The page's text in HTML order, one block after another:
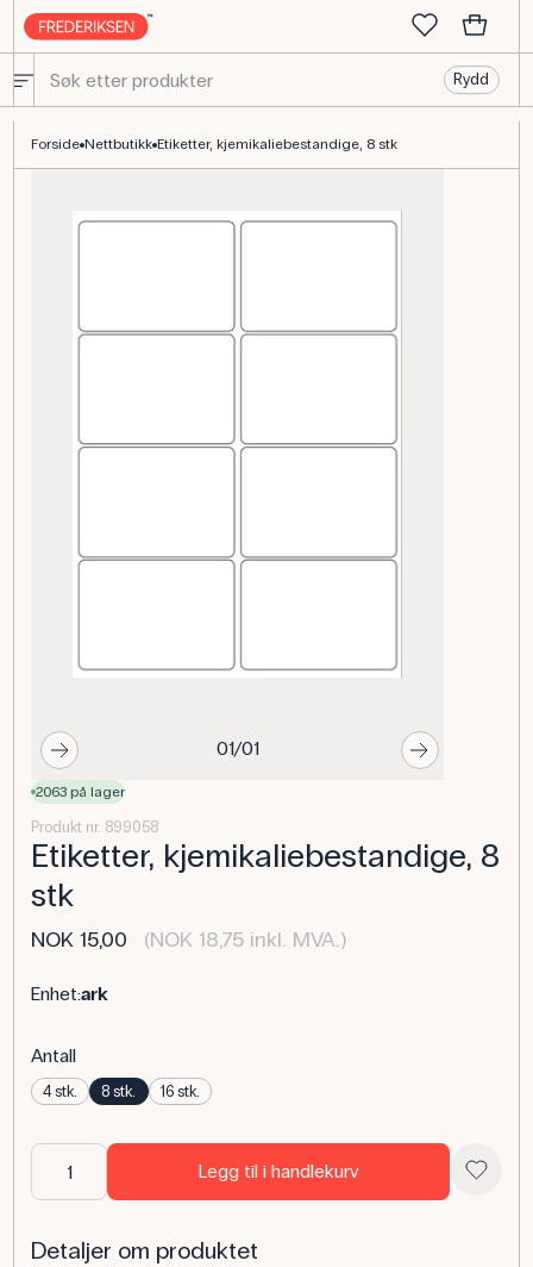
Rydd
Forside Nettbutikk Etiketter, kjemikaliebestandige, 8 stk
01/01
2063 på lager
Produkt nr. 899058
Etiketter, kjemikaliebestandige, 8
stk
NOK 15,00 (NOK 18,75 inkl. MVA.)
Enhet:ark
Antall
4 stk. 8 stk. 16 stk.
Legg til i handlekurv
Detaljer om produktet